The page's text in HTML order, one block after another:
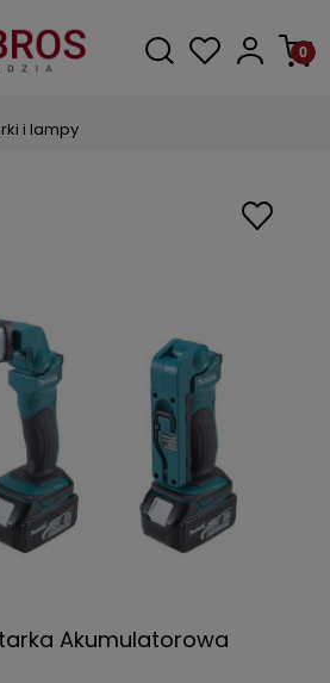
i lampy
Akumulatorowa